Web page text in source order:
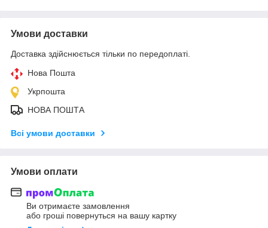
Умови доставки
Доставка здійснюється тільки по передоплаті.
Нова Пошта
Укрпошта
НОВА ПОШТА
Всі умови доставки
Умови оплати
Ви отримаєте замовлення
або гроші повернуться на вашу картку